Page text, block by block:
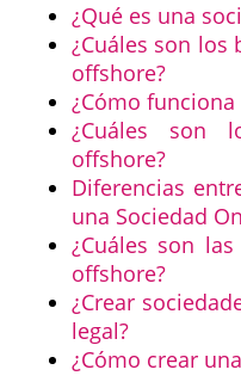
¿Qué es una
¿Cuáles son los
offshore?
¿Cómo
¿Cuáles son
offshore?
Diferencias
una Sociedad
¿Cuáles son
offshore?
¿Crear
legal?
¿Cómo crear